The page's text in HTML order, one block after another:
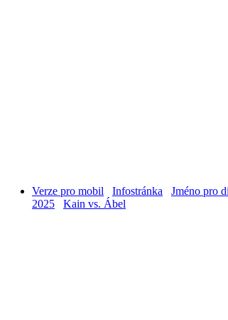
Verze pro mobil Infostránka Jméno pro
2025
Kain vs. Ábel